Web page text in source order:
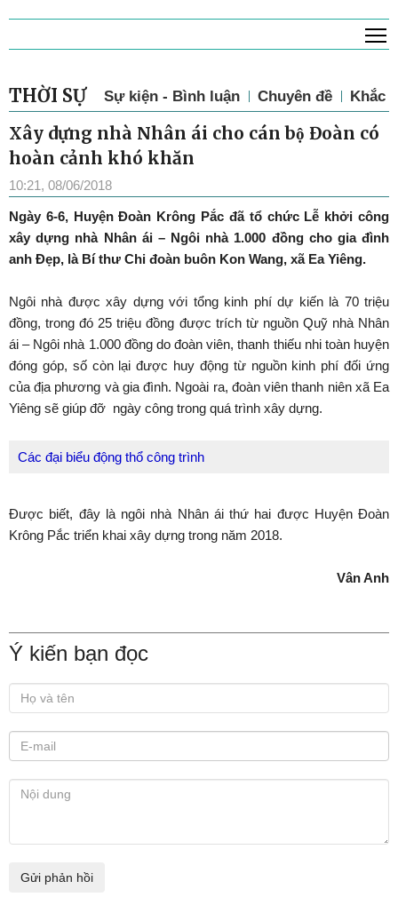
THỜI SỰ Sự kiện - Bình luận Chuyên đề Khắc
Xây dựng nhà Nhân ái cho cán bộ Đoàn có
hoàn cảnh khó khăn
10:21, 08/06/2018
Ngày 6-6, Huyện Đoàn Krông Pắc đã tổ chức Lễ khởi công
xây dựng nhà Nhân ái – Ngôi nhà 1.000 đồng cho gia đình
anh Đẹp, là Bí thư Chi đoàn buôn Kon Wang, xã Ea Yiêng.
Ngôi nhà được xây dựng với tổng kinh phí dự kiến là 70 triệu
đồng, trong đó 25 triệu đồng được trích từ nguồn Quỹ nhà Nhân
ái – Ngôi nhà 1.000 đồng do đoàn viên, thanh thiếu nhi toàn huyện
đóng góp, số còn lại được huy động từ nguồn kinh phí đối ứng
của địa phương và gia đình. Ngoài ra, đoàn viên thanh niên xã Ea
Yiêng sẽ giúp đỡ ngày công trong quá trình xây dựng.
Các đại biểu động thổ công trình
Được biết, đây là ngôi nhà Nhân ái thứ hai được Huyện Đoàn
Krông Pắc triển khai xây dựng trong năm 2018.
Vân Anh
Ý kiến bạn đọc